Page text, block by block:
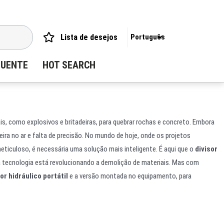
Lista de desejos Português
HOT SEARCH
explosivos e britadeiras, para quebrar rochas e concreto. Embora
no ar e falta de precisão. No mundo de hoje, onde os projetos
é necessária uma solução mais inteligente. É aqui que o divisor
está revolucionando a demolição de materiais. Mas com
hidráulico portátil e a versão montada no equipamento, para